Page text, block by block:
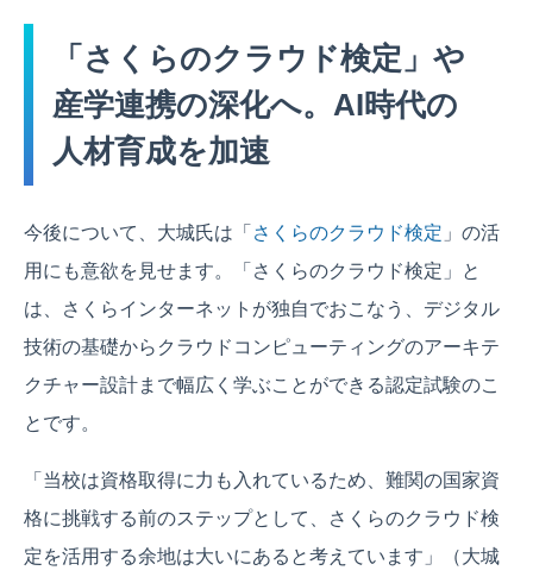
「さくらのクラウド検定」や
産学連携の深化へ。AI時代の
人材育成を加速
今後について、大城氏は「 さくらのクラウド検定 」の活
用にも意欲を見せます。「さくらのクラウド検定」と
は、さくらインターネットが独自でおこなう、デジタル
技術の基礎からクラウドコンピューティングのアーキテ
クチャー設計まで幅広く学ぶことができる認定試験のこ
とです。
「当校は資格取得に力も入れているため、難関の国家資
格に挑戦する前のステップとして、さくらのクラウド検
定を活用する余地は大いにあると考えています」（大城